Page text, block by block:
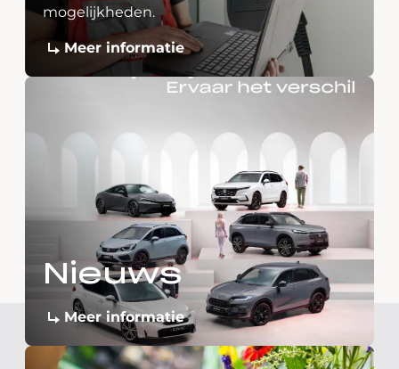
mogelijkheden.
Meer informatie
Nieuws
Meer informatie